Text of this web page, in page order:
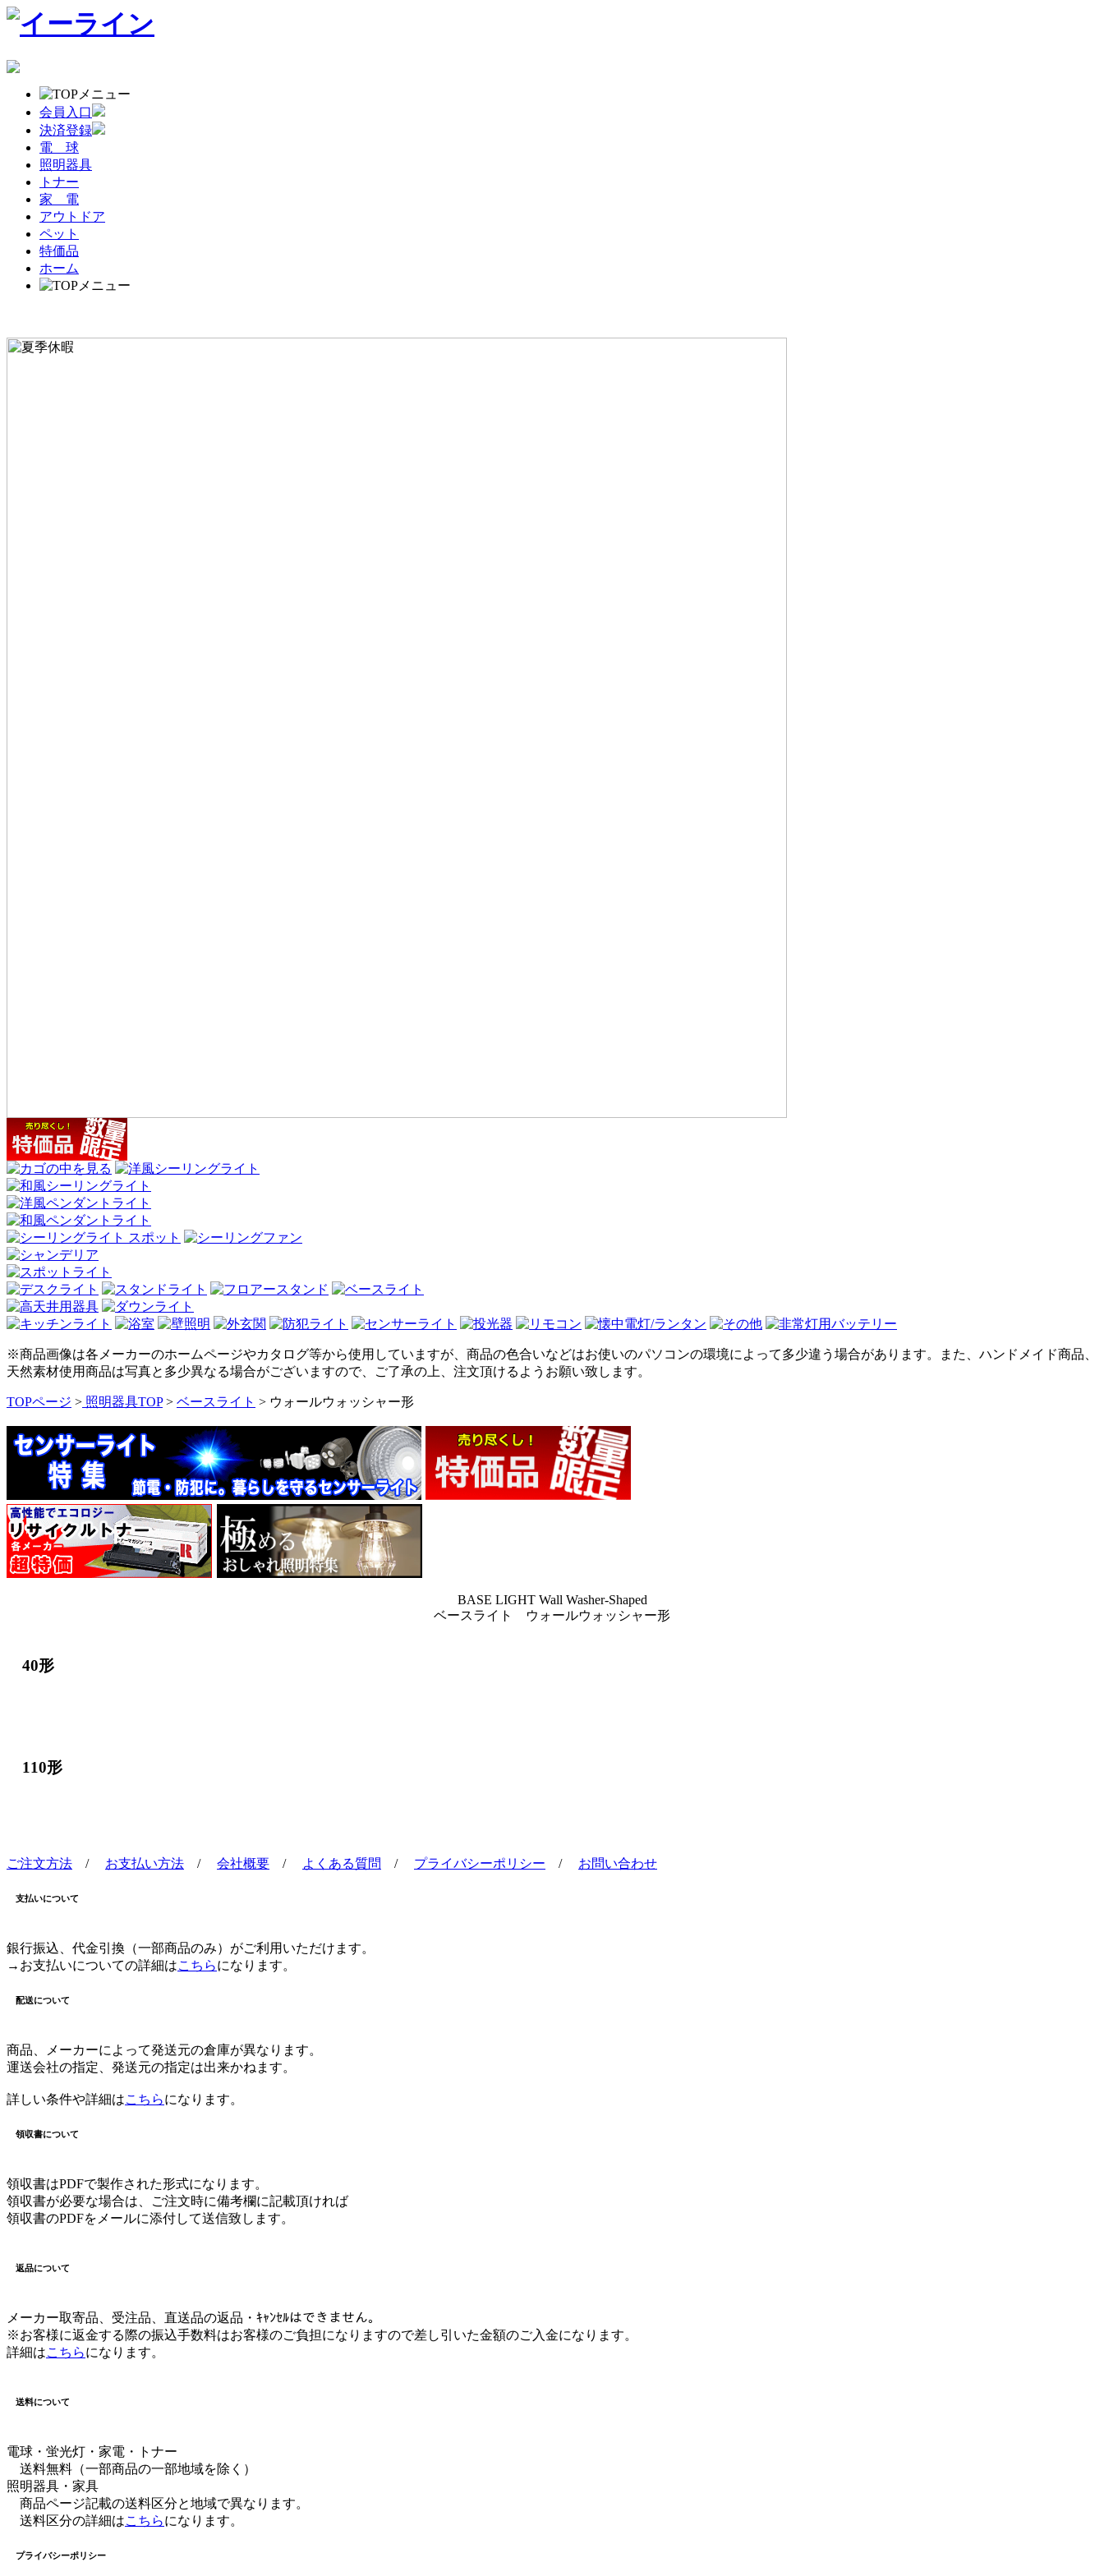
会員入口
決済登録
電 球
照明器具
トナー
家 電
アウトドア
ペット
特価品
ホーム
※商品画像は各メーカーのホームページやカタログ等から使用していますが、商品の色合いなどはお使いのパソコンの環境によって多少違う場合があります。また、ハンドメイド商品、
天然素材使用商品は写真と多少異なる場合がございますので、ご了承の上、注文頂けるようお願い致します。
TOPページ > 照明器具TOP> ベースライト > ウォールウォッシャー形
BASE LIGHT Wall Washer-Shaped
ベースライト ウォールウォッシャー形
40形
110形
ご注文方法 / お支払い方法 / 会社概要 / よくある質問 / プライバシーポリシー / お問い合わせ
支払いについて
銀行振込、代金引換（一部商品のみ）がご利用いただけます。
→お支払いについての詳細はこちらになります。
配送について
商品、メーカーによって発送元の倉庫が異なります。
運送会社の指定、発送元の指定は出来かねます。
詳しい条件や詳細はこちらになります。
領収書について
領収書はPDFで製作された形式になります。
領収書が必要な場合は、ご注文時に備考欄に記載頂ければ
領収書のPDFをメールに添付して送信致します。
返品について
メーカー取寄品、受注品、直送品の返品・ｷｬﾝｾﾙはできません。
※お客様に返金する際の振込手数料はお客様のご負担になりますので差し引いた金額のご入金になります。
詳細はこちらになります。
送料について
電球・蛍光灯・家電・トナー
送料無料（一部商品の一部地域を除く）
照明器具・家具
商品ページ記載の送料区分と地域で異なります。
送料区分の詳細はこちらになります。
プライバシーポリシー